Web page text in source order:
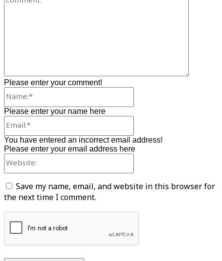
Please enter your comment!
Please enter your name here
You have entered an incorrect email address!
Please enter your email address here
Save my name, email, and website in this browser for
the next time I comment.